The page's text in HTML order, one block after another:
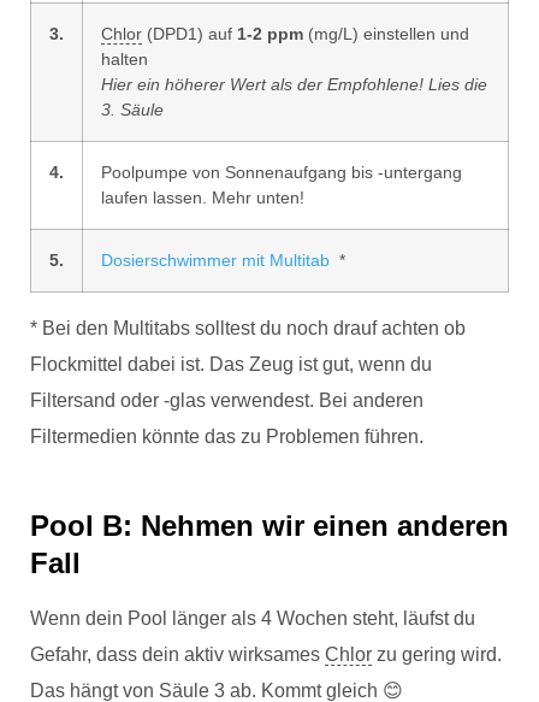
3. Chlor (DPD1) auf 1-2 ppm (mg/L) einstellen und
halten
Hier ein höherer Wert als der Empfohlene! Lies die
3. Säule
4.
Poolpumpe von Sonnenaufgang bis -untergang
laufen lassen. Mehr unten!
5. Dosierschwimmer mit Multitab *
* Bei den Multitabs solltest du noch drauf achten ob
Flockmittel dabei ist. Das Zeug ist gut, wenn du
Filtersand oder -glas verwendest. Bei anderen
Filtermedien könnte das zu Problemen führen.
Pool B: Nehmen wir einen anderen
Fall
Wenn dein Pool länger als 4 Wochen steht, läufst du
Gefahr, dass dein aktiv wirksames Chlor zu gering wird.
Das hängt von Säule 3 ab. Kommt gleich 😊